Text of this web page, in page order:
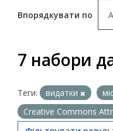
Впорядкувати по
7 набори
Теги: видатки
Creative Commons